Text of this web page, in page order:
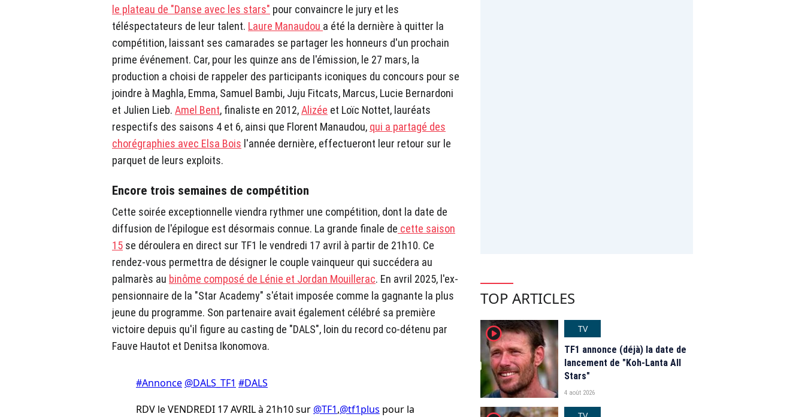
le plateau de "Danse avec les stars" pour convaincre le jury et les
téléspectateurs de leur talent. Laure Manaudou a été la dernière à quitter la
compétition, laissant ses camarades se partager les honneurs d'un prochain
prime événement. Car, pour les quinze ans de l'émission, le 27 mars, la
production a choisi de rappeler des participants iconiques du concours pour se
joindre à Maghla, Emma, Samuel Bambi, Juju Fitcats, Marcus, Lucie Bernardoni
et Julien Lieb. Amel Bent, finaliste en 2012,Alizée et Loïc Nottet, lauréats
respectifs des saisons 4 et 6, ainsi que Florent Manaudou, qui a partagé des
chorégraphies avec Elsa Bois l'année dernière, effectueront leur retour sur le
parquet de leurs exploits.
Encore trois semaines de compétition
Cette soirée exceptionnelle viendra rythmer une compétition, dont la date de
diffusion de l'épilogue est désormais connue. La grande finale de cette saison
15 se déroulera en direct sur TF1 le vendredi 17 avril à partir de 21h10. Ce
rendez-vous permettra de désigner le couple vainqueur qui succédera au
palmarès au binôme composé de Lénie et Jordan Mouillerac. En avril 2025, l'ex-
pensionnaire de la "Star Academy" s'était imposée comme la gagnante la plus
jeune du programme. Son partenaire avait également célébré sa première
victoire depuis qu'il figure au casting de "DALS", loin du record co-détenu par
Fauve Hautot et Denitsa Ikonomova.
#Annonce @DALS_TF1 #DALS
RDV le VENDREDI 17 AVRIL à 21h10 sur @TF1,@tf1plus pour la
TOP ARTICLES
player2
TV
TF1 annonce (déjà) la date de
lancement de "Koh-Lanta All
Stars"
4 août 2026